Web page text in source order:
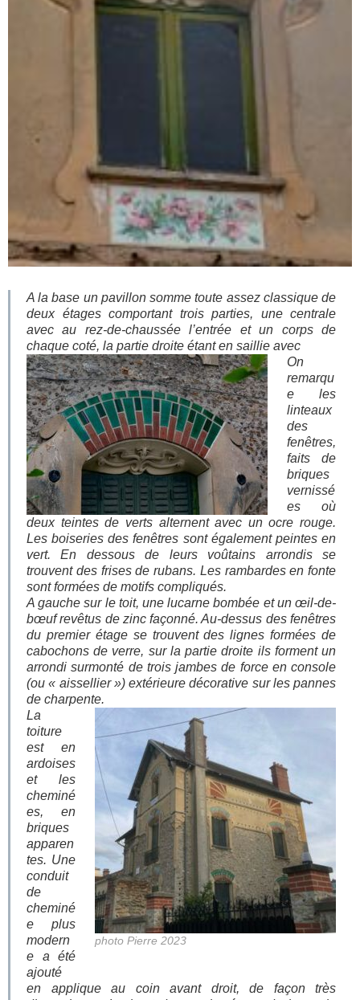
A la base un pavillon somme toute assez classique de
deux étages comportant trois parties, une centrale
avec au rez-de-chaussée l’entrée et un corps de
chaque coté, la partie droite étant en saillie avec
On
remarqu
e les
linteaux
des
fenêtres,
faits de
briques
vernissé
es où
deux teintes de verts alternent avec un ocre rouge.
Les boiseries des fenêtres sont également peintes en
vert. En dessous de leurs voûtains arrondis se
trouvent des frises de rubans. Les rambardes en fonte
sont formées de motifs compliqués.
A gauche sur le toit, une lucarne bombée et un œil-de-
bœuf revêtus de zinc façonné. Au-dessus des fenêtres
du premier étage se trouvent des lignes formées de
cabochons de verre, sur la partie droite ils forment un
arrondi surmonté de trois jambes de force en console
(ou « aissellier ») extérieure décorative sur les pannes
de charpente.
photo Pierre 2023
La
toiture
est en
ardoises
et les
cheminé
es, en
briques
apparen
tes. Une
conduit
de
cheminé
e plus
modern
e a été
ajouté
en applique au coin avant droit, de façon très